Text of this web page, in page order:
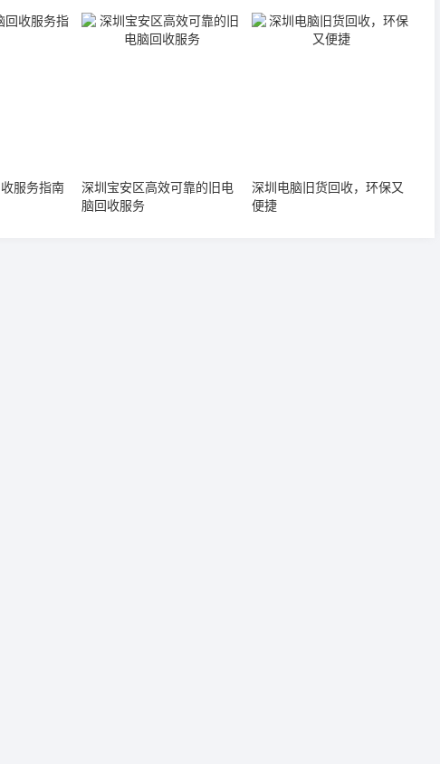
服务指南
深圳宝安区高效可靠的旧电
脑回收服务
深圳电脑旧货回收，环保又
便捷